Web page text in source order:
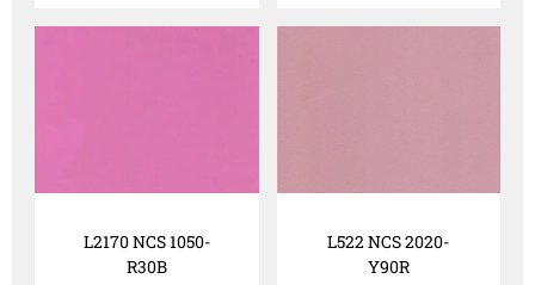
L2170 NCS 1050-
R30B
L522 NCS 2020-
Y90R